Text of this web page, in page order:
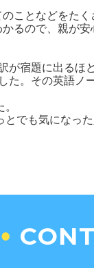
ことなどをた
るので、親が安
宿題に出る
。その英語ノ
でも気になっ